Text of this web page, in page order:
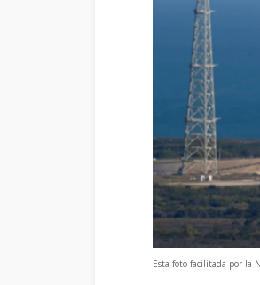
Esta foto facilitada por la